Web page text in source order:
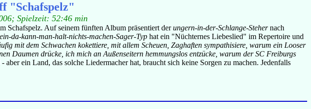
"Schafspelz"
Spielzeit: 52:46 min
Schafspelz. Auf seinem fünften Album präsentiert derungern-in-der-Schlange-Stehernach
da-kann-man-halt-nichts-machen-Sager-Typ hat ein "Nüchternes Liebeslied" im Repertoire und
mit dem Schwachen kokettiere, mit allem Scheuen, Zaghaften sympathisiere, warum ein Looser
Daumen drücke, ich mich an Außenseitern hemmungslos entzücke, warum der SC Freiburgs
ein Land, das solche Liedermacher hat, braucht sich keine Sorgen zu machen. Jedenfalls